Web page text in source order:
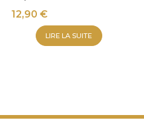
12,90 €
LIRE LA SUITE